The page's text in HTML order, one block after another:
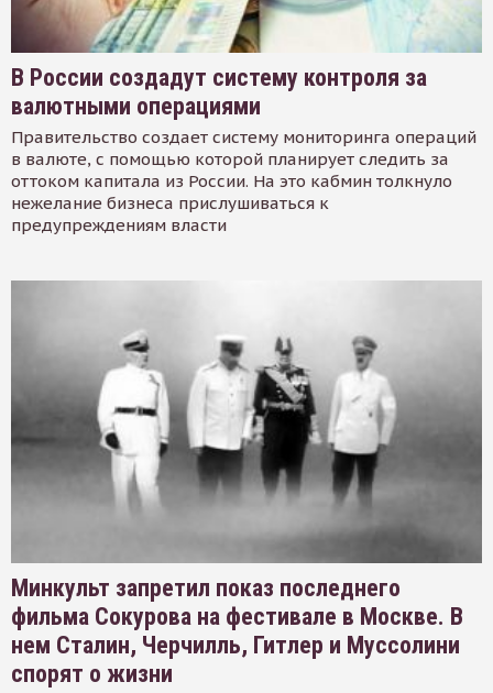
В России создадут систему контроля за
валютными операциями
Правительство создает систему мониторинга операций
в валюте, с помощью которой планирует следить за
оттоком капитала из России. На это кабмин толкнуло
нежелание бизнеса прислушиваться к
предупреждениям власти
Минкульт запретил показ последнего
фильма Сокурова на фестивале в Москве. В
нем Сталин, Черчилль, Гитлер и Муссолини
спорят о жизни